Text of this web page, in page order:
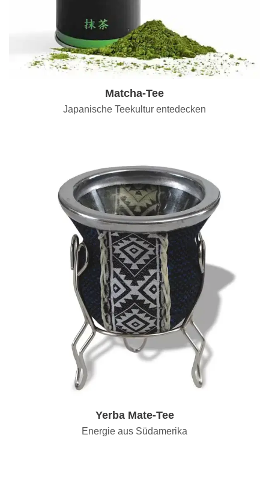
Matcha-Tee
Japanische Teekultur entedecken
Yerba Mate-Tee
Energie aus Südamerika